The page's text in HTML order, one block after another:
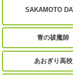
SAKAMOTO
青の祓魔師
あおぎり高校